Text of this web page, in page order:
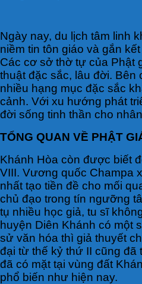
Ngày nay, du lịch tâm linh
niềm tin tôn giáo và gắn
Các cơ sở thờ tự của Phật
thuật đặc sắc, lâu đời.
nhiều hạng mục đặc sắc
cảnh. Với xu hướng phát
đời sống tinh thần cho
TỔNG QUAN VỀ PHẬT
Khánh Hòa còn được biết
VIII. Vương quốc Champa
nhất tạo tiền đề cho mối
chủ đạo trong tín ngưỡng
tụ nhiều học giả, tu sĩ
huyện Diên Khánh có một
sử văn hóa thì giả thuyết
đại từ thế kỷ thứ II cũng đã
đã có mặt tại vùng đất
phổ biến như hiện nay.